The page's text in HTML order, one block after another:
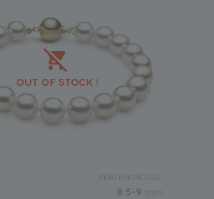
PERLENGRÖSSE:
8.5-9 mm